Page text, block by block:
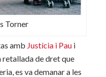
Torner
amb Justícia i Pau i
retallada de dret que
es va demanar a les